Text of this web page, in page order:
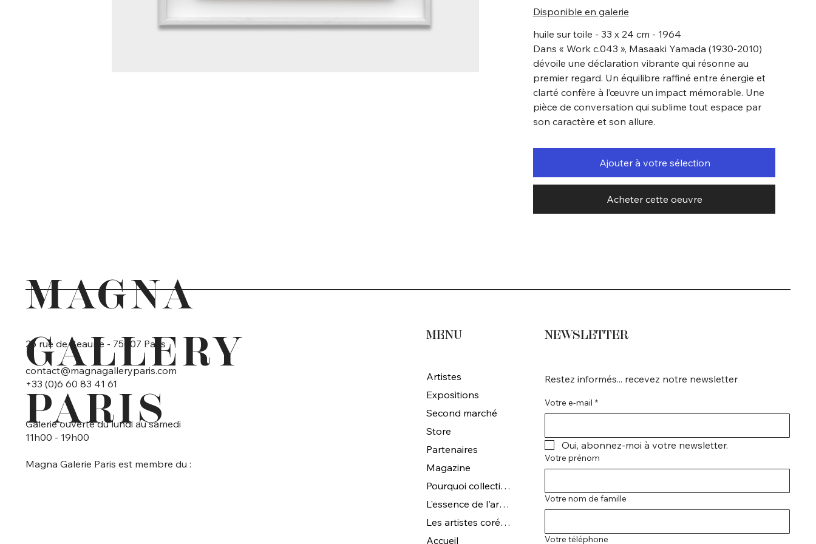
Disponible en galerie
huile sur toile - 33 x 24 cm - 1964
Dans « Work c.043 », Masaaki Yamada (1930-2010)
dévoile une déclaration vibrante qui résonne au
premier regard. Un équilibre raffiné entre énergie et
clarté confère à l’œuvre un impact mémorable. Une
pièce de conversation qui sublime tout espace par
son caractère et son allure.
Ajouter à votre sélection
Acheter cette oeuvre
MAGNA
GALLERY
PARIS
25 rue de Beaune - 75007 Paris
contact@magnagalleryparis.com
+33 (0)6 60 83 41 61
Galerie ouverte du lundi au samedi
11h00 - 19h00
Magna Galerie Paris est membre du :
MENU
Artistes
Expositions
Second marché
Store
Partenaires
Magazine
Pourquoi collectionner l'art coréen ?
L'essence de l'art coréen
Les artistes coréens de Magna Gallery
Accueil
Restez informés... recevez notre newsletter
Votre e-mail *
Oui, abonnez-moi à votre newsletter.
Votre prénom
Votre nom de famille
Votre téléphone
NEWSLETTER